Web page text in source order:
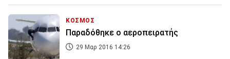
ΚΟΣΜΟΣ
Παραδόθηκε ο αεροπειρατής
29 Μαρ 2016 14:26